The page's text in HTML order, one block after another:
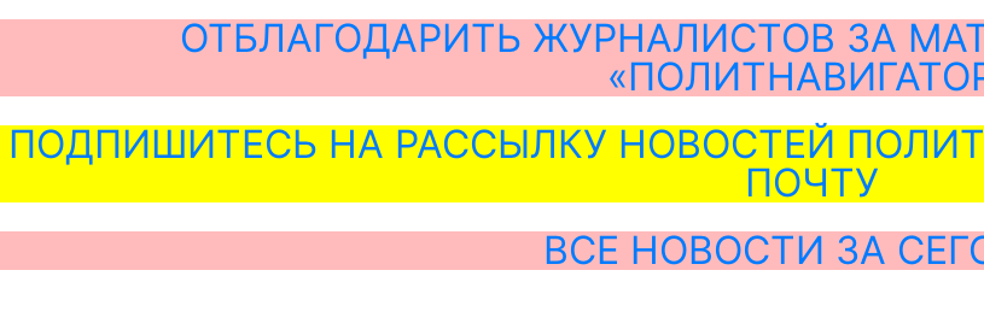
ОТБЛАГОДАРИТЬ ЖУРНАЛИСТОВ ЗА
ПОДПИШИТЕСЬ НА РАССЫЛКУ НОВОСТЕЙ
ПОЧТУ
ВСЕ НОВОСТИ ЗА